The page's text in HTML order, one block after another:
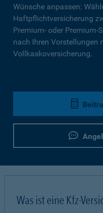
Wünsche anpassen:
Haftpflichtversicherung
Premium- oder Premium-
nach Ihren Vorstellungen
Vollkaskoversicherung.
Was ist eine Kfz-